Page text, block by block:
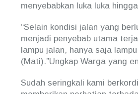
menyebabkan luka luka
“Selain kondisi jalan yang
menjadi penyebab utama
lampu jalan, hanya saja
(Mati).”Ungkap Warga yang
Sudah seringkali kami